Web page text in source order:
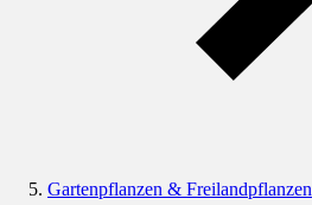
Gartenpflanzen & Freilandpflanzen